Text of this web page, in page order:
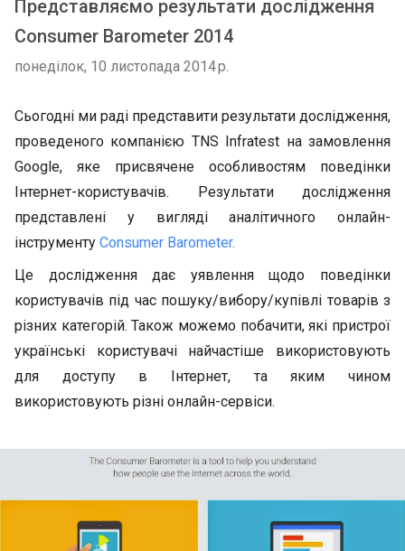
Представляємо результати дослідження
Consumer Barometer 2014
понеділок, 10 листопада 2014 р.
Сьогодні ми раді представити результати дослідження,
проведеного компанією TNS Infratest на замовлення
Google, яке присвячене особливостям поведінки
Інтернет-користувачів. Результати дослідження
представлені у вигляді аналітичного онлайн-
інструменту Consumer Barometer.
Це дослідження дає уявлення щодо поведінки
користувачів під час пошуку/вибору/купівлі товарів з
різних категорій. Також можемо побачити, які пристрої
українські користувачі найчастіше використовують
для доступу в Інтернет, та яким чином
використовують різні онлайн-сервіси.